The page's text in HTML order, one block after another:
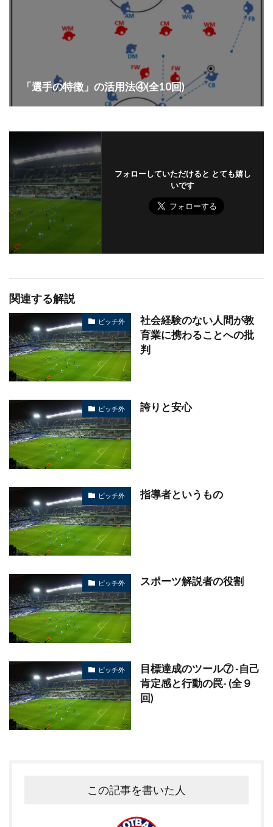
「選手の特徴」の活用法④(全10回)
フォローしていただけると とても嬉し
いです
関連する解説
ピッチ外
社会経験のない人間が教
育業に携わることへの批
判
ピッチ外 誇りと安心
ピッチ外 指導者というもの
ピッチ外 スポーツ解説者の役割
ピッチ外
目標達成のツール⑦ -自己
肯定感と行動の罠- (全９
回)
この記事を書いた人